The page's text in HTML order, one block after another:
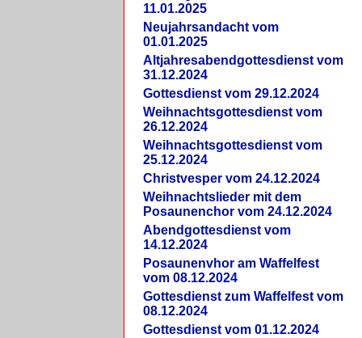
11.01.2025
Neujahrsandacht vom
01.01.2025
Altjahresabendgottesdienst vom
31.12.2024
Gottesdienst vom 29.12.2024
Weihnachtsgottesdienst vom
26.12.2024
Weihnachtsgottesdienst vom
25.12.2024
Christvesper vom 24.12.2024
Weihnachtslieder mit dem
Posaunenchor vom 24.12.2024
Abendgottesdienst vom
14.12.2024
Posaunenvhor am Waffelfest
vom 08.12.2024
Gottesdienst zum Waffelfest vom
08.12.2024
Gottesdienst vom 01.12.2024